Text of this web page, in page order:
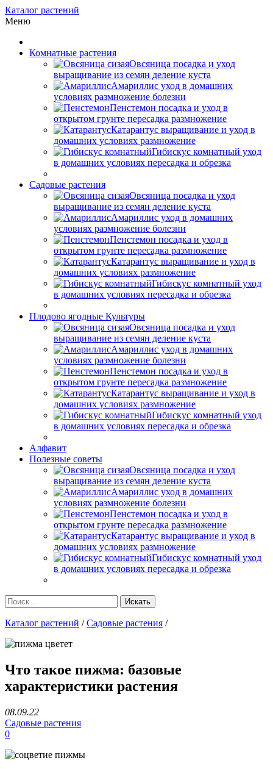
Каталог растений
Меню
Комнатные растения
Овсяница посадка и уход
выращивание из семян деление куста
Амариллис уход в домашних
условиях размножение болезни
Пенстемон посадка и уход в
открытом грунте пересадка размножение
Катарантус выращивание и уход в
домашних условиях размножение
Гибискус комнатный уход
в домашних условиях пересадка и обрезка
Садовые растения
Овсяница посадка и уход
выращивание из семян деление куста
Амариллис уход в домашних
условиях размножение болезни
Пенстемон посадка и уход в
открытом грунте пересадка размножение
Катарантус выращивание и уход в
домашних условиях размножение
Гибискус комнатный уход
в домашних условиях пересадка и обрезка
Плодово ягодные Культуры
Овсяница посадка и уход
выращивание из семян деление куста
Амариллис уход в домашних
условиях размножение болезни
Пенстемон посадка и уход в
открытом грунте пересадка размножение
Катарантус выращивание и уход в
домашних условиях размножение
Гибискус комнатный уход
в домашних условиях пересадка и обрезка
Алфавит
Полезные советы
Овсяница посадка и уход
выращивание из семян деление куста
Амариллис уход в домашних
условиях размножение болезни
Пенстемон посадка и уход в
открытом грунте пересадка размножение
Катарантус выращивание и уход в
домашних условиях размножение
Гибискус комнатный уход
в домашних условиях пересадка и обрезка
Каталог растений /Садовые растения /
Что такое пижма: базовые
характеристики растения
08.09.22
Садовые растения
0